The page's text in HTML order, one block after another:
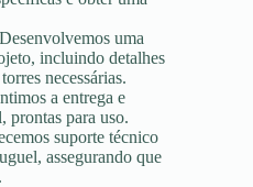
uma
incluindo detalhes
necessárias.
a entrega e
prontas para uso.
suporte técnico
assegurando que